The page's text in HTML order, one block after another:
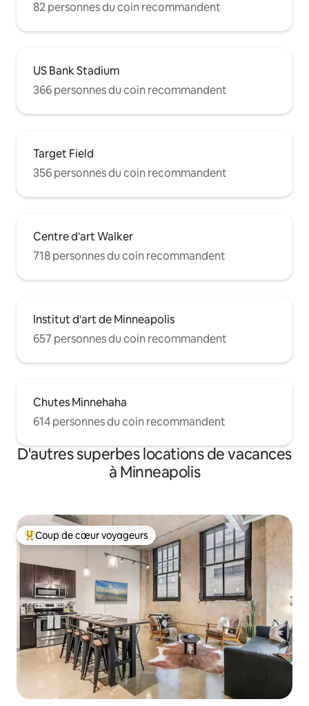
82 personnes du coin recommandent
US Bank Stadium
366 personnes du coin recommandent
Target Field
356 personnes du coin recommandent
Centre d'art Walker
718 personnes du coin recommandent
Institut d'art de Minneapolis
657 personnes du coin recommandent
Chutes Minnehaha
614 personnes du coin recommandent
D'autres superbes locations de vacances
à Minneapolis
Coup de cœur voyageurs parmi les plus aimés
Coup de cœur voyageurs